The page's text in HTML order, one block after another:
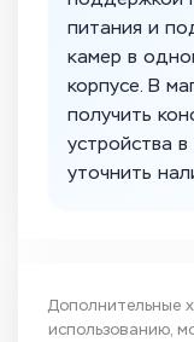
питания и
камер в
корпусе. В
получить
устройства
уточнить
Дополнительные
использованию,